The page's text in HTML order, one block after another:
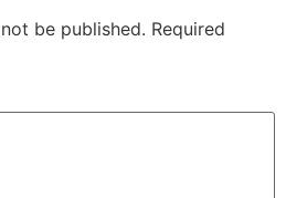
be published. Required